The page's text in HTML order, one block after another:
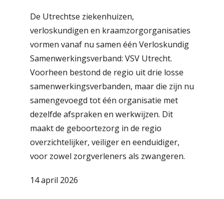
De Utrechtse ziekenhuizen,
verloskundigen en kraamzorgorganisaties
vormen vanaf nu samen één Verloskundig
Samenwerkingsverband: VSV Utrecht.
Voorheen bestond de regio uit drie losse
samenwerkingsverbanden, maar die zijn nu
samengevoegd tot één organisatie met
dezelfde afspraken en werkwijzen. Dit
maakt de geboortezorg in de regio
overzichtelijker, veiliger en eenduidiger,
voor zowel zorgverleners als zwangeren.
14 april 2026